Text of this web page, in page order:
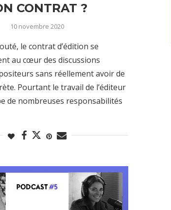
CONTRAT ?
10 novembre 2020
le contrat d’édition se
au cœur des discussions
sans réellement avoir de
Pourtant le travail de l’éditeur
de nombreuses responsabilités